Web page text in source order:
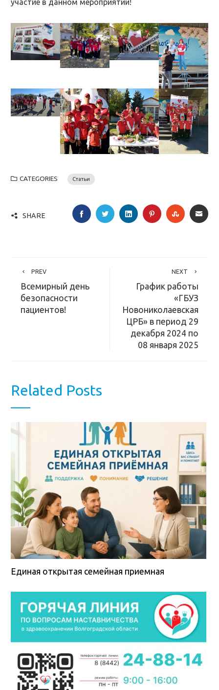
участие в данном мероприятии!
CATEGORIES Статьи
SHARE FACEBOOKTWITTERLINKEDINPINTEREST
PREV
Всемирный день
безопасности
пациентов!
NEXT
График работы
«ГБУЗ
Новониколаевская
ЦРБ» в период 29
декабря 2024 по
08 января 2025
Related Posts
Единая открытая семейная приемная